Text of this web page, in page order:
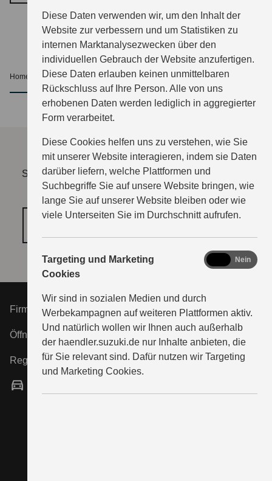
Diese Daten verwenden wir, um den Inhalt der
Website zur verbessern und um Statistiken zu
internen Marktanalysezwecken über den
individuellen Gebrauch der Website anzufertigen.
Diese Daten erlauben keinen unmittelbaren
Rückschluss auf Ihre Person. Alle von uns
erhobenen Daten werden lediglich in aggregierter
Form verarbeitet.
Diese Cookies helfen uns zu verstehen, wie Sie
mit unserer Website interagieren, indem sie Daten
darüber liefern, welche Plattformen und
Suchbegriffe Sie auf unsere Website bringen, wie
lange Sie auf unserer Website bleiben oder wie
viele Unterseiten Sie im Durchschnitt aufrufen.
Targeting und Marketing
Cookies
Wir sind in sozialen Medien und durch
Werbekampagnen auf weiteren Plattformen aktiv.
Und natürlich wollen wir Ihnen auch außerhalb
der haendler.suzuki.de nur Inhalte anbieten, die
für Sie relevant sind. Dafür nutzen wir Targeting
und Marketing Cookies.
marketing
Nein
Home Service Events nach oben
Sie müssen erst die Kategorie "Funktionale Cookies"
freischalten.
Firma Friedel Witte e.K.
Öffnungszeiten Service:
Registergericht: